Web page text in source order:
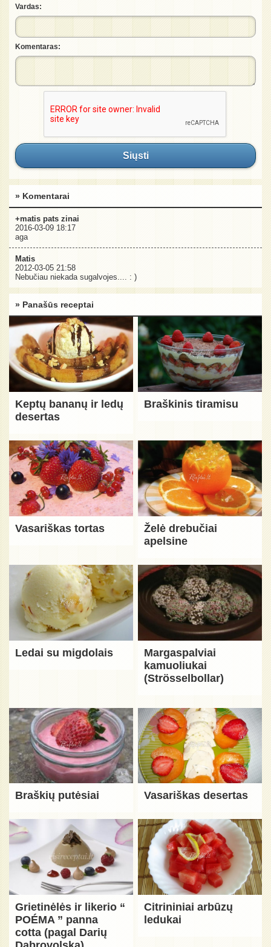
Vardas:
Komentaras:
Siųsti
» Komentarai
+matis pats zinai
2016-03-09 18:17
aga
Matis
2012-03-05 21:58
Nebučiau niekada sugalvojes.... : )
» Panašūs receptai
Keptų bananų ir ledų
desertas
Braškinis tiramisu
Vasariškas tortas
Želė drebučiai
apelsine
Ledai su migdolais
Margaspalviai
kamuoliukai
(Strösselbollar)
Braškių putėsiai Vasariškas desertas
Grietinėlės ir likerio “
POÉMA ” panna
cotta (pagal Darių
Citrininiai arbūzų
ledukai